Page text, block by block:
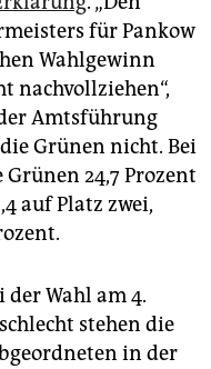
Dort rechnet
(Linke) noch eine
26. September mit
gefolgt von der
könnte
Kevin Hönicke
zu schmieden.
für Pankow
Wahlgewinn
nachvollziehen“,
Amtsführung
Grünen nicht. Bei
24,7 Prozent
auf Platz zwei,
Wahl am 4.
stehen die
in der